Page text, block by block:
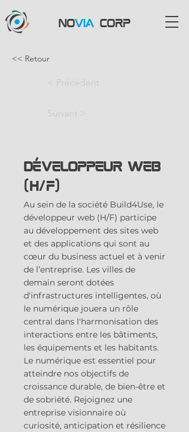
NOVIACORP
<< Retour
< Précédent
Suivant >
Développeur web
(H/F)
Au sein de la société Build4Use, le
développeur web (H/F) participe
au développement des sites web
et des applications qui sont au
cœur du business actuel et à venir
de l’entreprise. Les villes de
demain seront dotées
d'infrastructures intelligentes, où
le numérique jouera un rôle
central dans l'harmonisation des
interactions entre les bâtiments,
les équipements et les habitants.
Le numérique est essentiel pour
atteindre nos objectifs de
croissance durable, de bien-être et
de sobriété. Rejoignez une
entreprise visionnaire où
curiosité, anticipation et résilience